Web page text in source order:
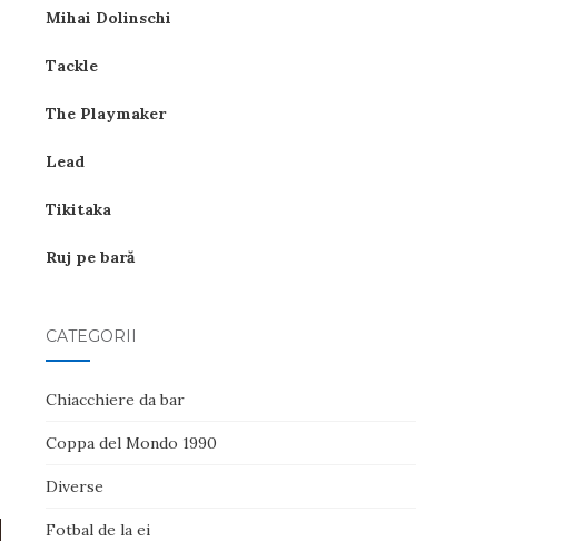
Mihai Dolinschi
Tackle
The Playmaker
Lead
Tikitaka
Ruj pe bară
CATEGORII
Chiacchiere da bar
Coppa del Mondo 1990
Diverse
Fotbal de la ei